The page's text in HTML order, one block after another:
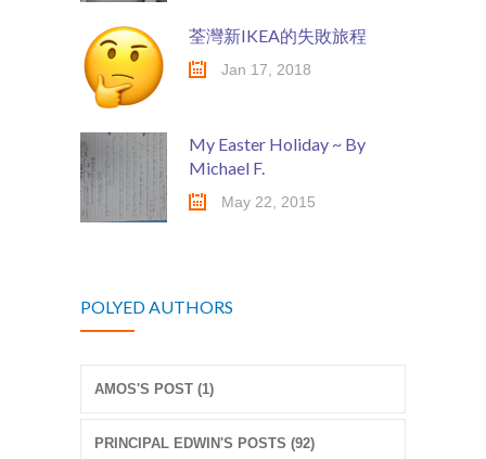
荃灣新IKEA的失敗旅程
Jan 17, 2018
My Easter Holiday ~ By
Michael F.
May 22, 2015
POLYED AUTHORS
AMOS'S POST (1)
PRINCIPAL EDWIN'S POSTS (92)